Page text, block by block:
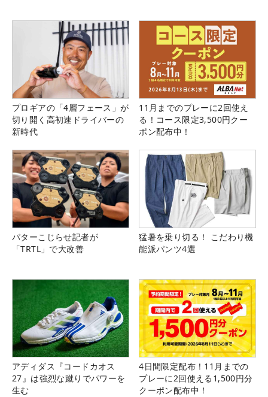
プロギアの「4層フェース」が
切り開く高初速ドライバーの
新時代
11月までのプレーに2回使え
る！コース限定3,500円クー
ポン配布中！
パターこじらせ記者が
「TRTL」で大改善
猛暑を乗り切る！ こだわり機
能派パンツ4選
アディダス『コードカオス
27』は強烈な蹴りでパワーを
生む
4日間限定配布！11月までの
プレーに2回使える1,500円分
クーポン配布中！